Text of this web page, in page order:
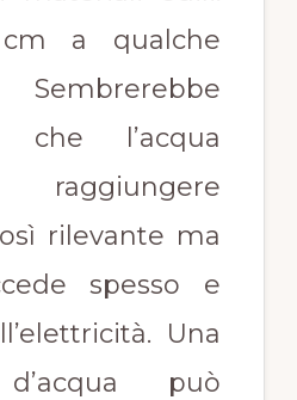
a qualche
che l’acqua
rilevante ma
spesso e
Una
può